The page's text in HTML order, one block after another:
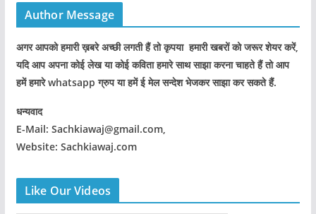
Author Message
अगर आपको हमारी ख़बरे अच्छी लगती हैं तो कृपया हमारी खबरों को जरूर शेयर करें,
यदि आप अपना कोई लेख या कोई कविता हमारे साथ साझा करना चाहते हैं तो आप
हमें हमारे whatsapp ग्रुप या हमें ई मेल सन्देश भेजकर साझा कर सकते हैं.
धन्यवाद
E-Mail: Sachkiawaj@gmail.com,
Website: Sachkiawaj.com
Like Our Videos